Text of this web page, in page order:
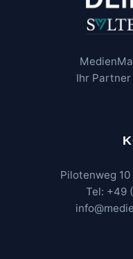
Ihr
Pilotenweg 10
Tel: +49